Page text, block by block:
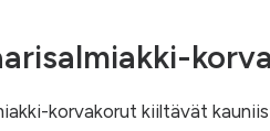
-
korvakorut kiiltävät